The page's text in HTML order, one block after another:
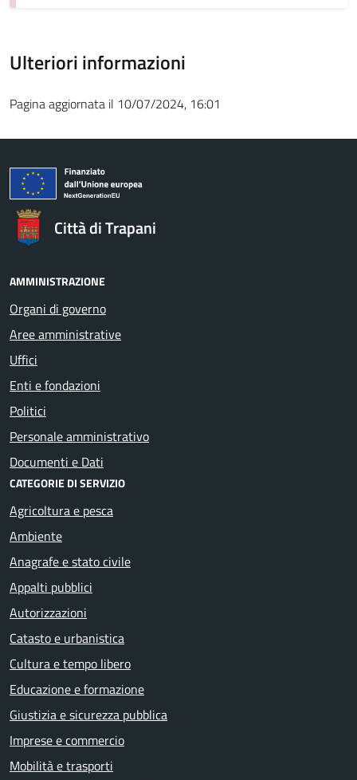
Ulteriori informazioni
Pagina aggiornata il 10/07/2024, 16:01
Città di Trapani
AMMINISTRAZIONE
Organi di governo
Aree amministrative
Uffici
Enti e fondazioni
Politici
Personale amministrativo
Documenti e Dati
CATEGORIE DI SERVIZIO
Agricoltura e pesca
Ambiente
Anagrafe e stato civile
Appalti pubblici
Autorizzazioni
Catasto e urbanistica
Cultura e tempo libero
Educazione e formazione
Giustizia e sicurezza pubblica
Imprese e commercio
Mobilità e trasporti